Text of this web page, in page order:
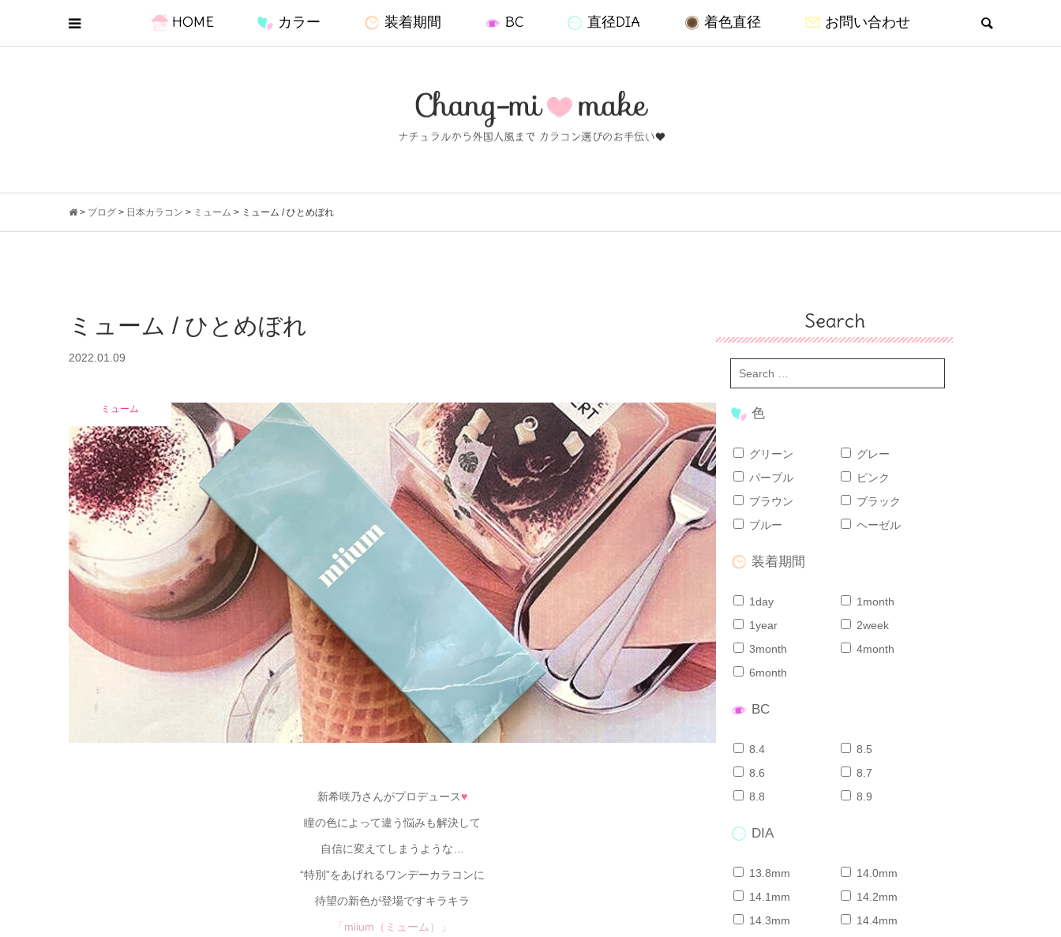
HOME カラー 装着期間 BC 直径DIA 着色直径 お問い合わせ
> ブログ > 日本カラコン > ミューム > ミューム / ひとめぼれ
ミューム / ひとめぼれ
2022.01.09
ミューム
新希咲乃さんがプロデュース♥
瞳の色によって違う悩みも解決して
自信に変えてしまうような…
“特別”をあげれるワンデーカラコンに
待望の新色が登場ですキラキラ
「miium（ミューム）」
Search
色
グリーン
グレー
パープル
ピンク
ブラウン
ブラック
ブルー
ヘーゼル
装着期間
1day
1month
1year
2week
3month
4month
6month
BC
8.4
8.5
8.6
8.7
8.8
8.9
DIA
13.8mm
14.0mm
14.1mm
14.2mm
14.3mm
14.4mm